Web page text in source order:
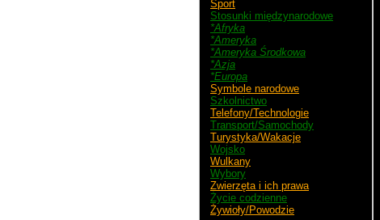
Sport
Stosunki międzynarodowe
*Afryka
*Ameryka
*Ameryka Środkowa
*Azja
*Europa
Symbole narodowe
Szkolnictwo
Telefony/Technologie
Transport/Samochody
Turystyka/Wakacje
Wojsko
Wulkany
Wybory
Zwierzęta i ich prawa
Życie codzienne
Żywioły/Powodzie